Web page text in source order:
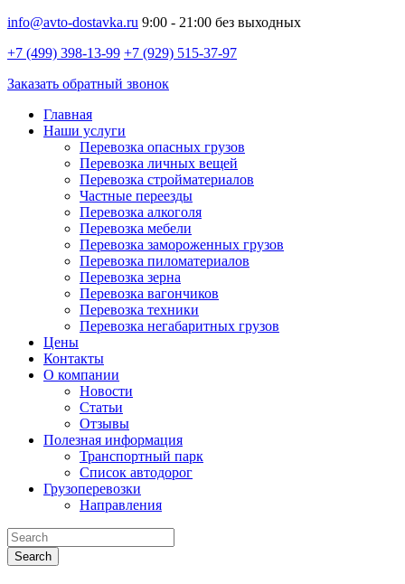
info@avto-dostavka.ru 9:00 - 21:00 без выходных
+7 (499) 398-13-99 +7 (929) 515-37-97
Заказать обратный звонок
Главная
Наши услуги
Перевозка опасных грузов
Перевозка личных вещей
Перевозка стройматериалов
Частные переезды
Перевозка алкоголя
Перевозка мебели
Перевозка замороженных грузов
Перевозка пиломатериалов
Перевозка зерна
Перевозка вагончиков
Перевозка техники
Перевозка негабаритных грузов
Цены
Контакты
О компании
Новости
Статьи
Отзывы
Полезная информация
Транспортный парк
Список автодорог
Грузоперевозки
Направления
Search